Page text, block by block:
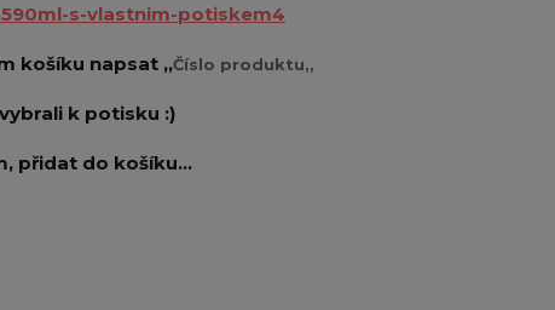
s-vlastnim-potiskem4
košíku napsat ,,Číslo produktu,,
k potisku :)
přidat do košíku...